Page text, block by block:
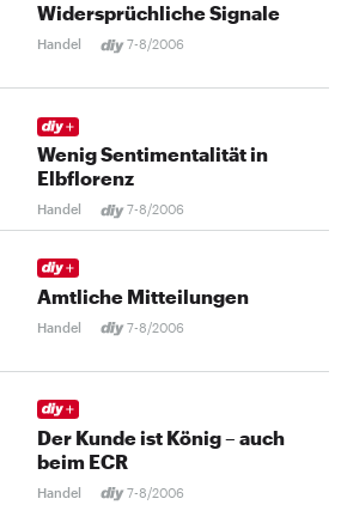
Widersprüchliche Signale
Handel 7-8/2006
Wenig Sentimentalität in
Elbflorenz
Handel 7-8/2006
Amtliche Mitteilungen
Handel 7-8/2006
Der Kunde ist König – auch
beim ECR
Handel 7-8/2006